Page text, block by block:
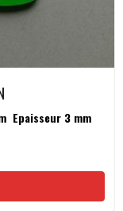
Epaisseur 3 mm